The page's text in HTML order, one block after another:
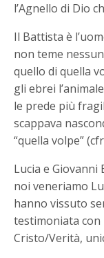
l’Agnello di Dio
Il Battista è
non teme
quello di quella
gli ebrei
le prede più
scappava
“quella volpe”
Lucia e Giovanni
noi veneriamo
hanno vissuto
testimoniata
Cristo/Verità,